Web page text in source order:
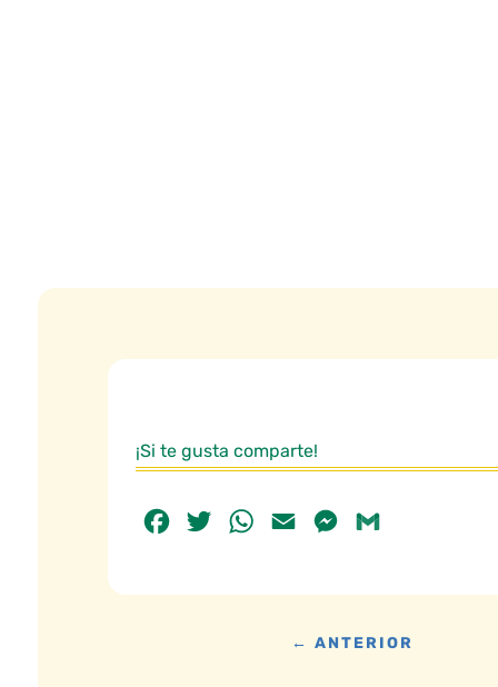
¡Si te gusta comparte!
Facebook
TwitterWhatsApp
Email Messenger
←ANTERIOR